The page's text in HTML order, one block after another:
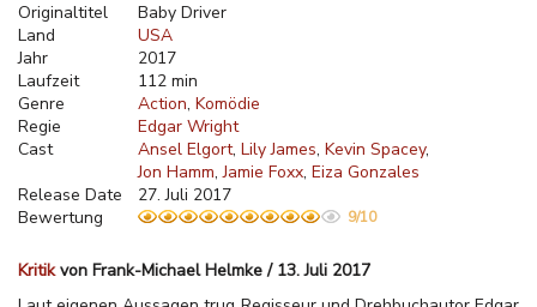
Originaltitel
Baby Driver
Land
USA
Jahr
2017
Laufzeit
112 min
Genre
Action Komödie
Regie
Edgar Wright
Cast
Ansel Elgort Lily James Kevin Spacey
Jon Hamm Jamie Foxx Eiza Gonzales
Release Date
27. Juli 2017
Bewertung
9/10
Kritikvon Frank-Michael Helmke / 13. Juli 2017